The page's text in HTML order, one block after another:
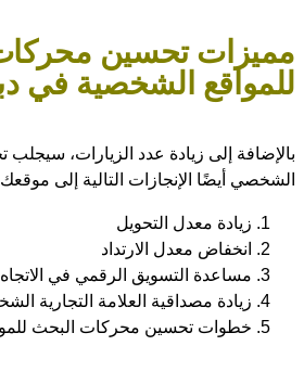
مميزات تحسين
للمواقع الشخصية في
بالإضافة إلى زيادة عدد الزيارات،
الشخصي أيضًا الإنجازات التالية إلى
زيادة معدل التحويل
انخفاض معدل الارتداد
مساعدة التسويق الرقمي في
زيادة مصداقية العلامة التجارية
خطوات تحسين محركات البحث